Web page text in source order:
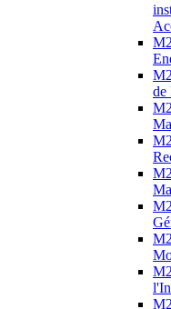
de